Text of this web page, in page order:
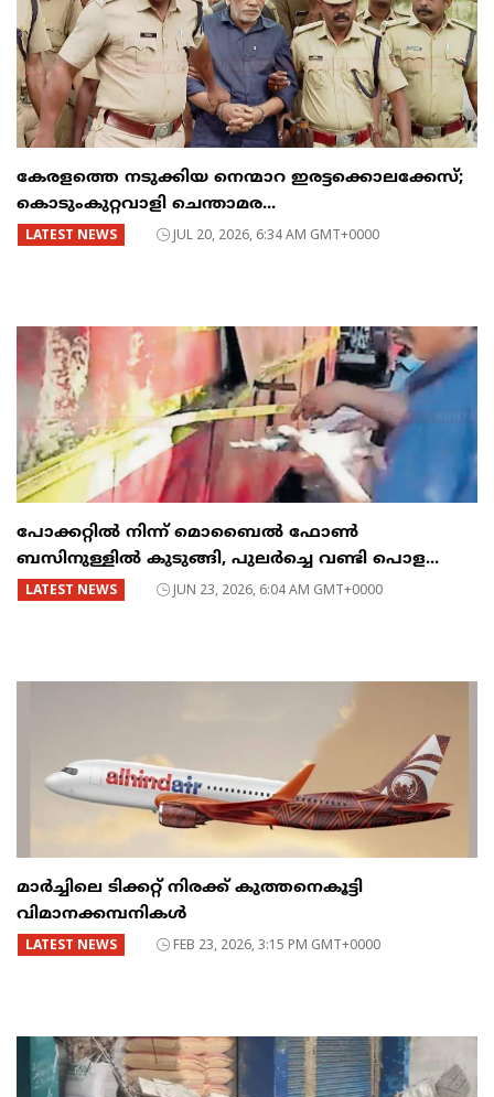
കേരളത്തെ നടുക്കിയ നെന്മാറ ഇരട്ടക്കൊലക്കേസ്;
കൊടുംകുറ്റവാളി ചെന്താമര...
LATEST NEWS JUL 20, 2026, 6:34 AM GMT+0000
പോക്കറ്റിൽ നിന്ന് മൊബൈൽ ഫോൺ
ബസിനുള്ളിൽ കുടുങ്ങി, പുലർച്ചെ വണ്ടി പൊള...
LATEST NEWS JUN 23, 2026, 6:04 AM GMT+0000
മാർച്ചിലെ ടിക്കറ്റ് നിരക്ക് കുത്തനെകൂട്ടി
വിമാനക്കമ്പനികൾ
LATEST NEWS FEB 23, 2026, 3:15 PM GMT+0000